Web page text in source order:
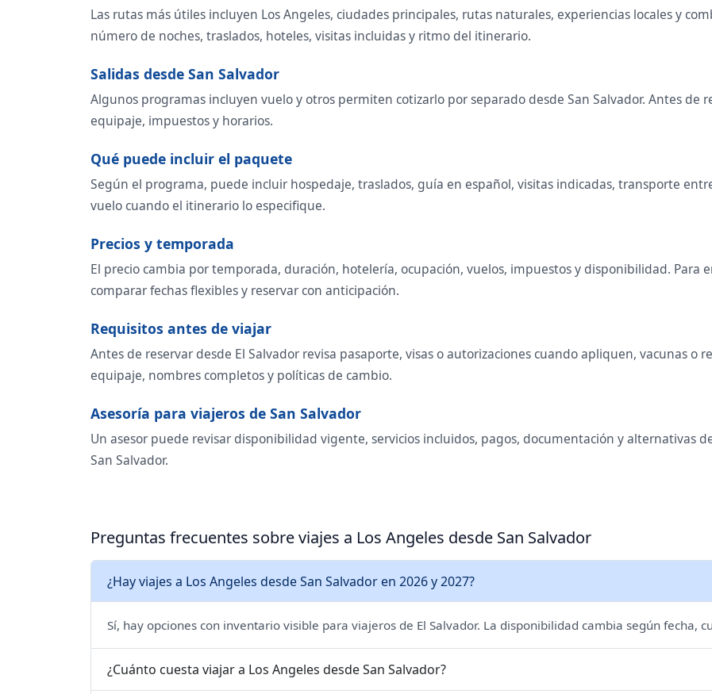
Las rutas más útiles incluyen Los Angeles, ciudades principales, rutas naturales, experiencias locales y
número de noches, traslados, hoteles, visitas incluidas y ritmo del itinerario.
Salidas desde San Salvador
Algunos programas incluyen vuelo y otros permiten cotizarlo por separado desde San Salvador. Antes de
equipaje, impuestos y horarios.
Qué puede incluir el paquete
Según el programa, puede incluir hospedaje, traslados, guía en español, visitas indicadas, transporte
vuelo cuando el itinerario lo especifique.
Precios y temporada
El precio cambia por temporada, duración, hotelería, ocupación, vuelos, impuestos y disponibilidad. Para
comparar fechas flexibles y reservar con anticipación.
Requisitos antes de viajar
Antes de reservar desde El Salvador revisa pasaporte, visas o autorizaciones cuando apliquen, vacunas o
equipaje, nombres completos y políticas de cambio.
Asesoría para viajeros de San Salvador
Un asesor puede revisar disponibilidad vigente, servicios incluidos, pagos, documentación y alternativas
San Salvador.
Preguntas frecuentes sobre viajes a Los Angeles desde San Salvador
¿Hay viajes a Los Angeles desde San Salvador en 2026 y 2027?
Sí, hay opciones con inventario visible para viajeros de El Salvador. La disponibilidad cambia según fecha,
¿Cuánto cuesta viajar a Los Angeles desde San Salvador?